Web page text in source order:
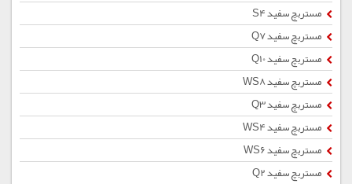
مستربچ سفید S4
مستربچ سفید Q7
مستربچ سفید Q10
مستربچ سفید WS8
مستربچ سفید Q3
مستربچ سفید WS4
مستربچ سفید WS6
مستربچ سفید Q2